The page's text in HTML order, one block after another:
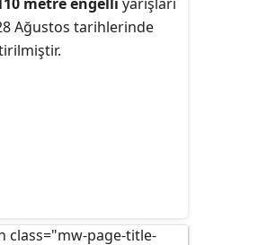
sonucu
trafik kazası sonucu
ölmüştür.
Ağustos tarihlerinde